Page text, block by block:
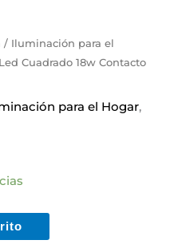
/ Iluminación para el
Cuadrado 18w Contacto
para el Hogar,